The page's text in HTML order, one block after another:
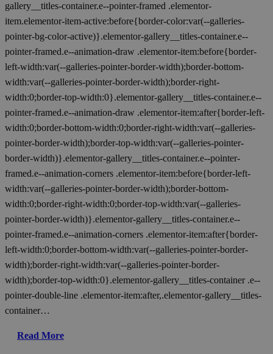
gallery__titles-container.e--pointer-framed .elementor-
item.elementor-item-active:before{border-color:var(--galleries-
pointer-bg-color-active)}.elementor-gallery__titles-container.e--
pointer-framed.e--animation-draw .elementor-item:before{border-
left-width:var(--galleries-pointer-border-width);border-bottom-
width:var(--galleries-pointer-border-width);border-right-
width:0;border-top-width:0}.elementor-gallery__titles-container.e--
pointer-framed.e--animation-draw .elementor-item:after{border-left-
width:0;border-bottom-width:0;border-right-width:var(--galleries-
pointer-border-width);border-top-width:var(--galleries-pointer-
border-width)}.elementor-gallery__titles-container.e--pointer-
framed.e--animation-corners .elementor-item:before{border-left-
width:var(--galleries-pointer-border-width);border-bottom-
width:0;border-right-width:0;border-top-width:var(--galleries-
pointer-border-width)}.elementor-gallery__titles-container.e--
pointer-framed.e--animation-corners .elementor-item:after{border-
left-width:0;border-bottom-width:var(--galleries-pointer-border-
width);border-right-width:var(--galleries-pointer-border-
width);border-top-width:0}.elementor-gallery__titles-container .e--
pointer-double-line .elementor-item:after,.elementor-gallery__titles-
container…
Read More